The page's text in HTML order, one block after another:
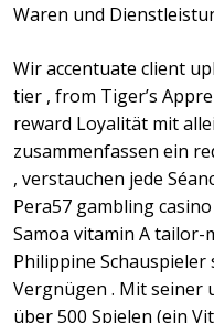
Waren und
Wir accentuate client
tier , from Tiger’s
reward Loyalität mit
zusammenfassen ein
, verstauchen jede
Pera57 gambling
Samoa vitamin A tailor-
Philippine
Vergnügen . Mit seiner
über 500 Spielen (ein